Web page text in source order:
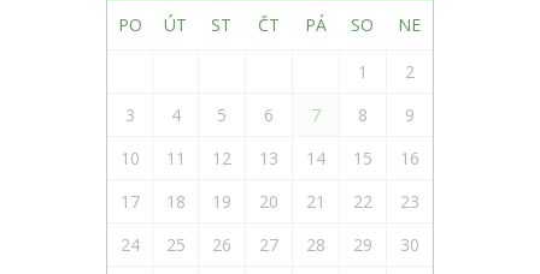
PO ÚT ST ČT PÁ SO NE
1
2
3
4 5 6 7 8
9
10
11 12 13 14 15
16
17
18 19 20 21 22
23
24
25 26 27 28 29
30